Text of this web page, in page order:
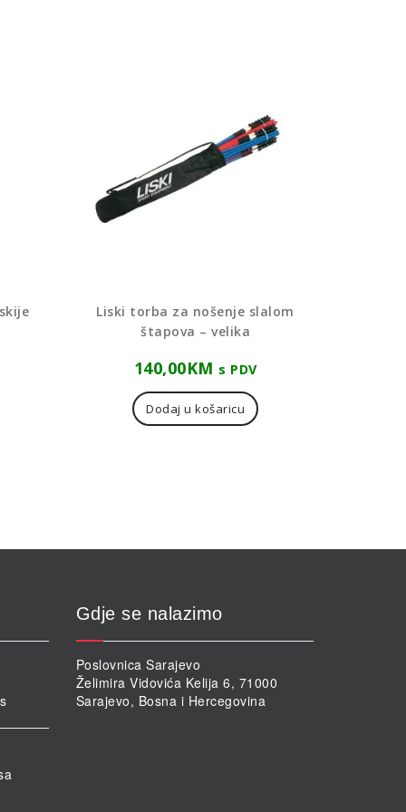
Liski torba za nošenje slalom
štapova – velika
140,00KM s PDV
Dodaj u košaricu
Gdje se nalazimo
Poslovnica Sarajevo
Želimira Vidovića Kelija 6, 71000
Sarajevo, Bosna i Hercegovina